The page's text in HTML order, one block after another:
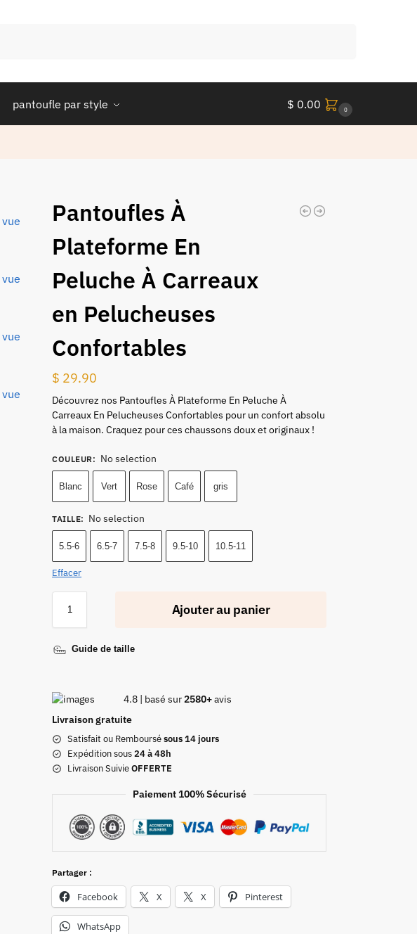
pantoufle par style $ 0.00 0
Pantoufles À
Plateforme En
Peluche À Carreaux
en Pelucheuses
Confortables
$ 29.90
Découvrez nos Pantoufles À Plateforme En Peluche À
Carreaux En Pelucheuses Confortables pour un confort absolu
à la maison. Craquez pour ces chaussons doux et originaux !
COULEUR: No selection
Blanc Vert Rose Café gris
TAILLE: No selection
5.5-6 6.5-7 7.5-8 9.5-10 10.5-11
Effacer
Ajouter au panier
Guide de taille
4.8 | basé sur 2580+avis
Livraison gratuite
Satisfait ou Remboursésous 14 jours
Expédition sous24 à 48h
Livraison SuivieOFFERTE
Paiement 100% Sécurisé
Partager :
Facebook X X Pinterest
WhatsApp